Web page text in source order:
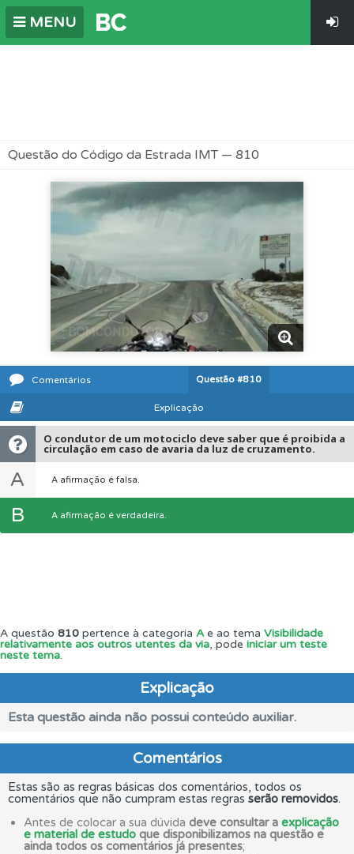
MENU
Questão do Código da Estrada IMT — 810
Comentários Questão #810
Explicação
O condutor de um motociclo deve saber que é proibida a
circulação em caso de avaria da luz de cruzamento.
A A afirmação é falsa.
B A afirmação é verdadeira.
A questão 810 pertence à categoria Ae ao tema Visibilidade
relativamente aos outros utentes da via, pode iniciar um teste
neste tema.
Explicação
Esta questão ainda não possui conteúdo auxiliar.
Comentários
Estas são as regras básicas dos comentários, todos os
comentários que não cumpram estas regras serão removidos.
Antes de colocar a sua dúvida deve consultar a explicação
e material de estudo que disponibilizamos na questão e
ainda todos os comentários já presentes;